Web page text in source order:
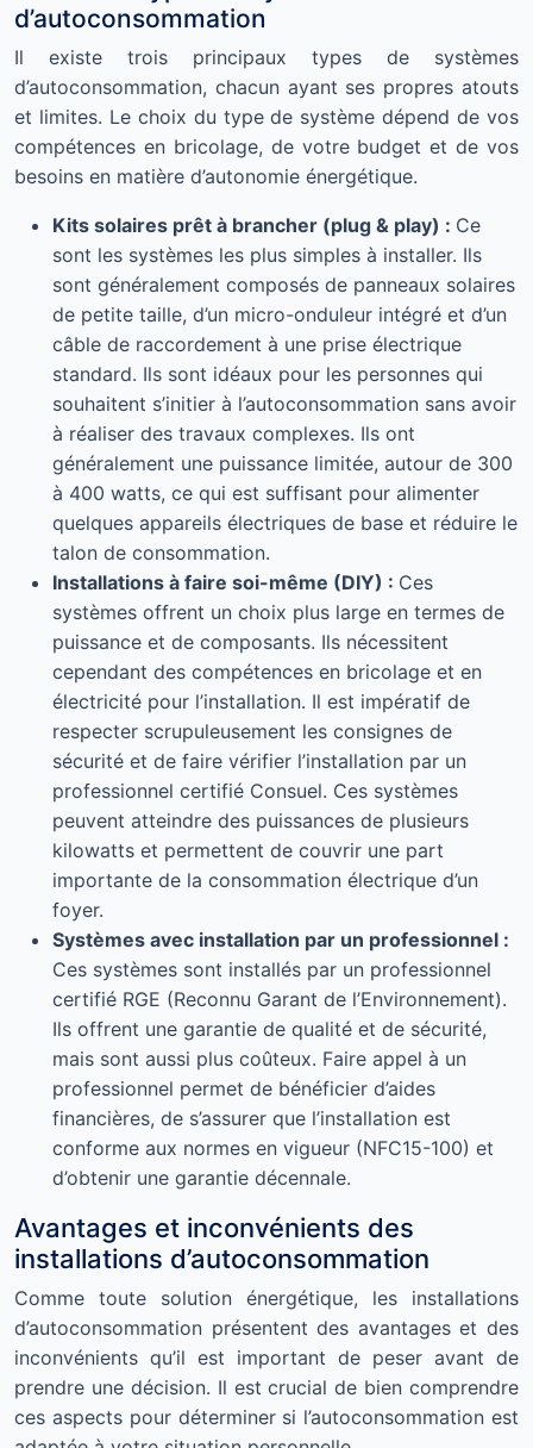
d’autoconsommation
Il existe trois principaux types de systèmes
d’autoconsommation, chacun ayant ses propres atouts
et limites. Le choix du type de système dépend de vos
compétences en bricolage, de votre budget et de vos
besoins en matière d’autonomie énergétique.
Kits solaires prêt à brancher (plug & play) : Ce
sont les systèmes les plus simples à installer. Ils
sont généralement composés de panneaux solaires
de petite taille, d’un micro-onduleur intégré et d’un
câble de raccordement à une prise électrique
standard. Ils sont idéaux pour les personnes qui
souhaitent s’initier à l’autoconsommation sans avoir
à réaliser des travaux complexes. Ils ont
généralement une puissance limitée, autour de 300
à 400 watts, ce qui est suffisant pour alimenter
quelques appareils électriques de base et réduire le
talon de consommation.
Installations à faire soi-même (DIY) : Ces
systèmes offrent un choix plus large en termes de
puissance et de composants. Ils nécessitent
cependant des compétences en bricolage et en
électricité pour l’installation. Il est impératif de
respecter scrupuleusement les consignes de
sécurité et de faire vérifier l’installation par un
professionnel certifié Consuel. Ces systèmes
peuvent atteindre des puissances de plusieurs
kilowatts et permettent de couvrir une part
importante de la consommation électrique d’un
foyer.
Systèmes avec installation par un professionnel :
Ces systèmes sont installés par un professionnel
certifié RGE (Reconnu Garant de l’Environnement).
Ils offrent une garantie de qualité et de sécurité,
mais sont aussi plus coûteux. Faire appel à un
professionnel permet de bénéficier d’aides
financières, de s’assurer que l’installation est
conforme aux normes en vigueur (NFC15-100) et
d’obtenir une garantie décennale.
Avantages et inconvénients des
installations d’autoconsommation
Comme toute solution énergétique, les installations
d’autoconsommation présentent des avantages et des
inconvénients qu’il est important de peser avant de
prendre une décision. Il est crucial de bien comprendre
ces aspects pour déterminer si l’autoconsommation est